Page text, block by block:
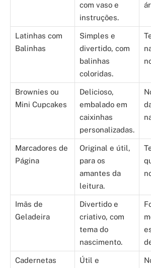
com vaso e
instruções.
Latinhas com
Balinhas
Simples e
divertido, com
balinhas
coloridas.
Brownies ou
Mini Cupcakes
Delicioso,
embalado em
caixinhas
personalizadas.
Marcadores de
Página
Original e útil,
para os
amantes da
leitura.
Imãs de
Geladeira
Divertido e
criativo, com
tema do
nascimento.
Cadernetas
Útil e